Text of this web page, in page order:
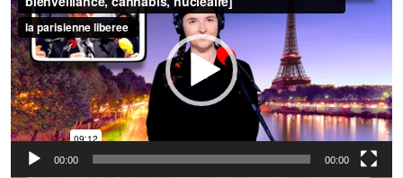
00:00 00:00